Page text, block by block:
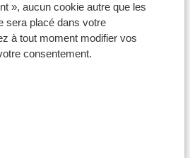
», aucun cookie autre que les
sera placé dans votre
à tout moment modifier vos
consentement.